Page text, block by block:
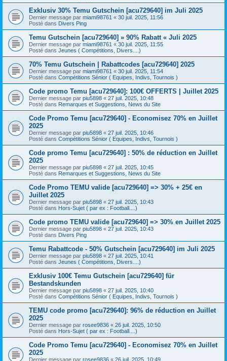
Exklusiv 30% Temu Gutschein [acu729640] im Juli 2025
Dernier message par miami98761 « 30 juil. 2025, 11:56
Posté dans Divers Ping
Temu Gutschein [acu729640] » 90% Rabatt « Juli 2025
Dernier message par miami98761 « 30 juil. 2025, 11:55
Posté dans Jeunes ( Compétitions, Divers....)
70% Temu Gutschein | Rabattcodes [acu729640] 2025
Dernier message par miami98761 « 30 juil. 2025, 11:54
Posté dans Compétitions Sénior ( Equipes, Indivs, Tournois )
Code promo Temu [acu729640]: 100€ OFFERTS | Juillet 2025
Dernier message par piu5898 « 27 juil. 2025, 10:48
Posté dans Remarques et Suggestions, News du Site
Code Promo Temu [acu729640] - Economisez 70% en Juillet
2025
Dernier message par piu5898 « 27 juil. 2025, 10:46
Posté dans Compétitions Sénior ( Equipes, Indivs, Tournois )
Code promo Temu [acu729640] : 50% de réduction en Juillet
2025
Dernier message par piu5898 « 27 juil. 2025, 10:45
Posté dans Remarques et Suggestions, News du Site
Code Promo TEMU valide [acu729640] => 30% + 25€ en
Juillet 2025
Dernier message par piu5898 « 27 juil. 2025, 10:43
Posté dans Hors-Sujet ( par ex : Football....)
Code promo TEMU valide [acu729640] => 30% en Juillet 2025
Dernier message par piu5898 « 27 juil. 2025, 10:43
Posté dans Divers Ping
Temu Rabattcode - 50% Gutschein [acu729640] im Juli 2025
Dernier message par piu5898 « 27 juil. 2025, 10:41
Posté dans Jeunes ( Compétitions, Divers....)
Exklusiv 100€ Temu Gutschein [acu729640] für
Bestandskunden
Dernier message par piu5898 « 27 juil. 2025, 10:40
Posté dans Compétitions Sénior ( Equipes, Indivs, Tournois )
TEMU code promo [acu729640]: 96% de réduction en Juillet
2025
Dernier message par rosee9836 « 26 juil. 2025, 10:50
Posté dans Hors-Sujet ( par ex : Football....)
Code Promo Temu [acu729640] - Economisez 70% en Juillet
2025
Dernier message par rosee9836 « 26 juil. 2025, 10:49